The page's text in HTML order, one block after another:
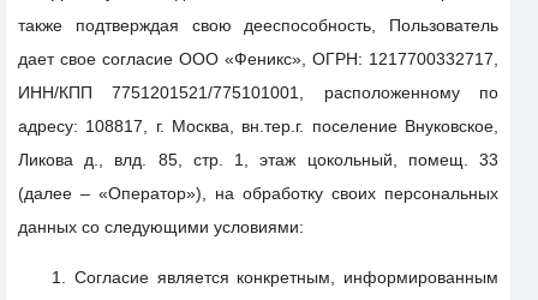
также подтверждая свою дееспособность, Пользователь
дает свое согласие ООО «Феникс», ОГРН: 1217700332717,
ИНН/КПП 7751201521/775101001, расположенному по
адресу: 108817, г. Москва, вн.тер.г. поселение Внуковское,
Ликова д., влд. 85, стр. 1, этаж цокольный, помещ. 33
(далее – «Оператор»), на обработку своих персональных
данных со следующими условиями:
1. Согласие является конкретным, информированным